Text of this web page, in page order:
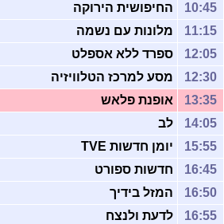
10:45
החיפושית הירוקה
11:15
מלונות עם נשמה
12:05
ספרד ללא אספלט
12:30
מסע למרכז הטלוויזיה
13:35
אופנת פלאש
14:05
לב
15:55
יומן חדשות TVE
16:45
חדשות ספורט
16:50
המזל בידיך
16:55
לדעת ולנצח